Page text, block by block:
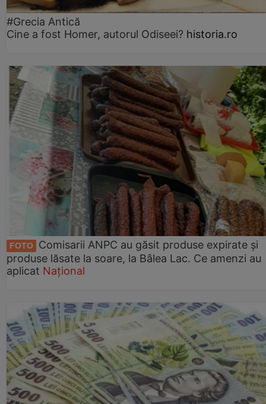
#Grecia Antică
Cine a fost Homer, autorul Odiseei? historia.ro
FOTO
Comisarii ANPC au găsit produse expirate și
produse lăsate la soare, la Bâlea Lac. Ce amenzi au
aplicat Național